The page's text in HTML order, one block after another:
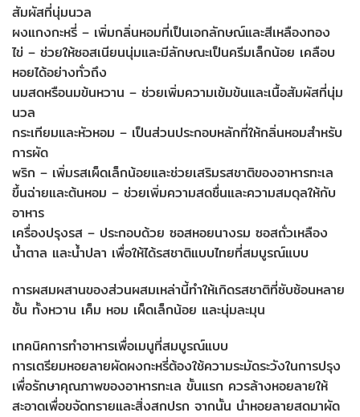
สัมผัสที่นุ่มนวล
ผงแกงกะหรี่ – เพิ่มกลิ่นหอมที่เป็นเอกลักษณ์และสีเหลืองทอง
ไข่ – ช่วยให้ซอสเนียนนุ่มและมีลักษณะเป็นครีมเล็กน้อย เคลือบ
หอยได้อย่างทั่วถึง
นมสดหรือนมข้นหวาน – ช่วยเพิ่มความเข้มข้นและเนื้อสัมผัสที่นุ่ม
นวล
กระเทียมและหัวหอม – เป็นส่วนประกอบหลักที่ให้กลิ่นหอมสำหรับ
การผัด
พริก – เพิ่มรสเผ็ดเล็กน้อยและช่วยเสริมรสชาติของอาหารทะเล
ขึ้นฉ่ายและต้นหอม – ช่วยเพิ่มความสดชื่นและความสมดุลให้กับ
อาหาร
เครื่องปรุงรส – ประกอบด้วย ซอสหอยนางรม ซอสถั่วเหลือง
น้ำตาล และน้ำปลา เพื่อให้ได้รสชาติแบบไทยที่สมบูรณ์แบบ
การผสมผสานของส่วนผสมเหล่านี้ทำให้เกิดรสชาติที่ซับซ้อนหลาย
ชั้น ทั้งหวาน เค็ม หอม เผ็ดเล็กน้อย และนุ่มละมุน
เทคนิคการทำอาหารเพื่อเมนูที่สมบูรณ์แบบ
การเตรียมหอยลายผัดผงกะหรี่ต้องใช้ความระมัดระวังในการปรุง
เพื่อรักษาคุณภาพของอาหารทะเล ขั้นแรก ควรล้างหอยลายให้
สะอาดเพื่อขจัดทรายและสิ่งสกปรก จากนั้น นำหอยลายสดมาผัด